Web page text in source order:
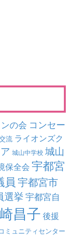
の会 コンセー
流 ライオンズク
城山中学校 城山
保全会 宇都宮
員 宇都宮市
選挙宇都宮自
昌子 後援
ミュニティセンター